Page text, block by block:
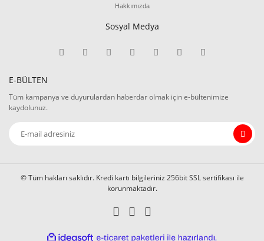
Hakkımızda
Sosyal Medya
E-BÜLTEN
Tüm kampanya ve duyurulardan haberdar olmak için e-bültenimize
kaydolunuz.
© Tüm hakları saklıdır. Kredi kartı bilgileriniz 256bit SSL sertifikası ile
korunmaktadır.
ideasoft e-